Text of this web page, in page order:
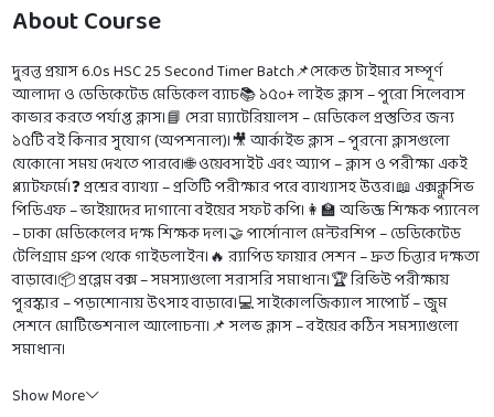
About Course
দুরন্ত প্রয়াস 6.0s HSC 25 Second Timer Batch📌সেকেন্ড টাইমার সম্পূর্ণ
আলাদা ও ডেডিকেটেড মেডিকেল ব্যাচ📚 ১৫০+ লাইভ ক্লাস – পুরো সিলেবাস
কাভার করতে পর্যাপ্ত ক্লাস।📘 সেরা ম্যাটেরিয়ালস – মেডিকেল প্রস্তুতির জন্য
১৫টি বই কিনার সুযোগ (অপশনাল)।🎥 আর্কাইভ ক্লাস – পুরনো ক্লাসগুলো
যেকোনো সময় দেখতে পারবে।🌐 ওয়েবসাইট এবং অ্যাপ – ক্লাস ও পরীক্ষা একই
প্ল্যাটফর্মে।❓ প্রশ্নের ব্যাখ্যা – প্রতিটি পরীক্ষার পরে ব্যাখ্যাসহ উত্তর।📖 এক্সক্লুসিভ
পিডিএফ – ভাইয়াদের দাগানো বইয়ের সফট কপি।👩‍🏫 অভিজ্ঞ শিক্ষক প্যানেল
– ঢাকা মেডিকেলের দক্ষ শিক্ষক দল।🤝 পার্সোনাল মেন্টরশিপ – ডেডিকেটেড
টেলিগ্রাম গ্রুপ থেকে গাইডলাইন।🔥 র‍্যাপিড ফায়ার সেশন – দ্রুত চিন্তার দক্ষতা
বাড়াবে।📦 প্রব্লেম বক্স – সমস্যাগুলো সরাসরি সমাধান।🏆 রিভিউ পরীক্ষায়
পুরস্কার – পড়াশোনায় উৎসাহ বাড়াবে।💻 সাইকোলজিক্যাল সাপোর্ট – জুম
সেশনে মোটিভেশনাল আলোচনা।📌 সলভ ক্লাস – বইয়ের কঠিন সমস্যাগুলো
সমাধান।
Show More